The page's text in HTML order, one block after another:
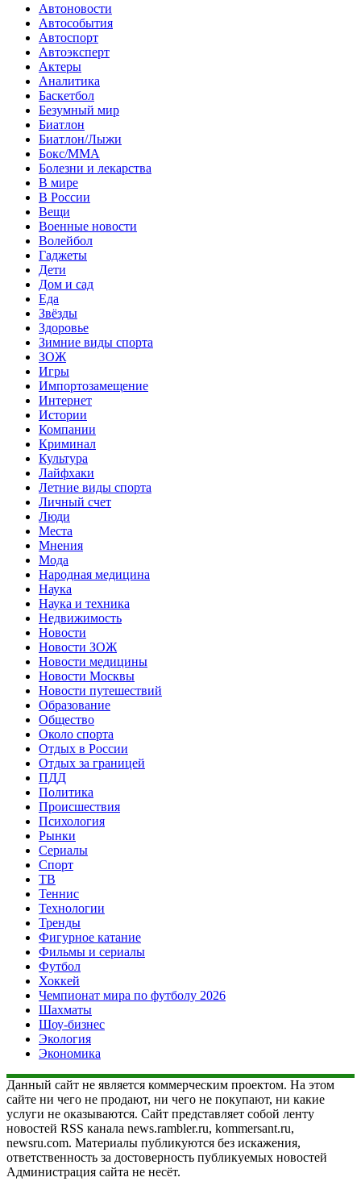
Автоновости
Автособытия
Автоспорт
Автоэксперт
Актеры
Аналитика
Баскетбол
Безумный мир
Биатлон
Биатлон/Лыжи
Бокс/MMA
Болезни и лекарства
В мире
В России
Вещи
Военные новости
Волейбол
Гаджеты
Дети
Дом и сад
Еда
Звёзды
Здоровье
Зимние виды спорта
ЗОЖ
Игры
Импортозамещение
Интернет
Истории
Компании
Криминал
Культура
Лайфхаки
Летние виды спорта
Личный счет
Люди
Места
Мнения
Мода
Народная медицина
Наука
Наука и техника
Недвижимость
Новости
Новости ЗОЖ
Новости медицины
Новости Москвы
Новости путешествий
Образование
Общество
Около спорта
Отдых в России
Отдых за границей
ПДД
Политика
Происшествия
Психология
Рынки
Сериалы
Спорт
ТВ
Теннис
Технологии
Тренды
Фигурное катание
Фильмы и сериалы
Футбол
Хоккей
Чемпионат мира по футболу 2026
Шахматы
Шоу-бизнес
Экология
Экономика
Данный сайт не является коммерческим проектом. На этом
сайте ни чего не продают, ни чего не покупают, ни какие
услуги не оказываются. Сайт представляет собой ленту
новостей RSS канала news.rambler.ru, kommersant.ru,
newsru.com. Материалы публикуются без искажения,
ответственность за достоверность публикуемых новостей
Администрация сайта не несёт.